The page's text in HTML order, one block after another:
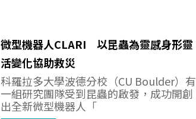
微型機器人CLARI 以昆蟲為靈感身形靈
活變化協助救災
科羅拉多大學波德分校（CU Boulder）有
一組研究團隊受到昆蟲的啟發，成功開創
出全新微型機器人「